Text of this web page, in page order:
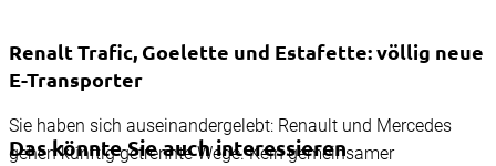
Renalt Trafic, Goelette und Estafette: völlig neue
E-Transporter
Sie haben sich auseinandergelebt: Renault und Mercedes
gehen künftig getrennte Wege. Kein gemeinsamer
Das könnte Sie auch interessieren